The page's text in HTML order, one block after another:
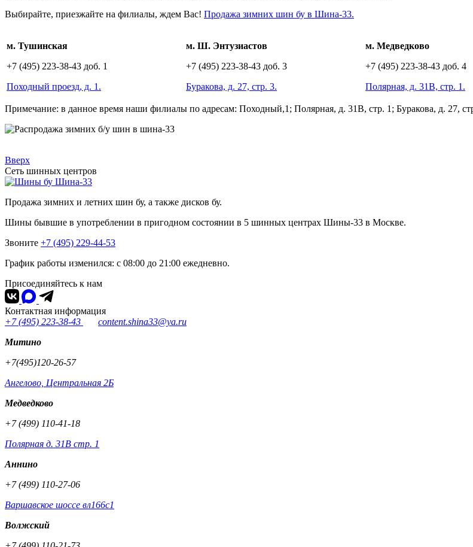
Выбирайте, приезжайте на филиалы, ждем Вас! Продажа зимних шин бу в Шина-33.
м. Тушинская
+7 (495) 223-38-43 доб. 1
Походный проезд, д. 1.
м. Ш. Энтузиастов
+7 (495) 223-38-43 доб. 3
Буракова, д. 27, стр. 3.
м. Медведково
+7 (495) 223-38-43 доб. 4
Полярная, д. 31В, стр. 1.
Примечание: в данное время наши филиалы по адресам: Походный,1; Полярная, д. 31В, стр. 1; Буракова, д. 27,
Вверх
Сеть шинных центров
Шина-33
Продажа зимних и летних шин бу, а также дисков бу.
Шины бывшие в употреблении в пригодном состоянии в 5 шинных центрах Шины-33 в Москве.
Звоните +7 (495) 229-44-53
График работы изменился: с 08:00 до 21:00 ежедневно.
Присоединяйтесь к нам
Контактная информация
+7 (495) 223-38-43
content.shina33@ya.ru
Митино
+7(495)120-26-57
Ангелово, Центральная 2Б
Медведково
+7 (499) 110-41-18
Полярная д. 31В стр. 1
Аннино
+7 (499) 110-27-06
Варшавское шоссе вл166с1
Волжский